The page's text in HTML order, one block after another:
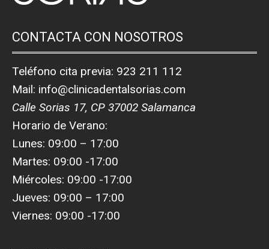
CONTACTA CON NOSOTROS
Teléfono cita previa: 923 211 112
Mail: info@clinicadentalsorias.com
Calle Sorias 17, CP 37002 Salamanca
Horario de Verano:
Lunes: 09:00 – 17:00
Martes: 09:00 -17:00
Miércoles: 09:00 -17:00
Jueves: 09:00 – 17:00
Viernes: 09:00 -17:00